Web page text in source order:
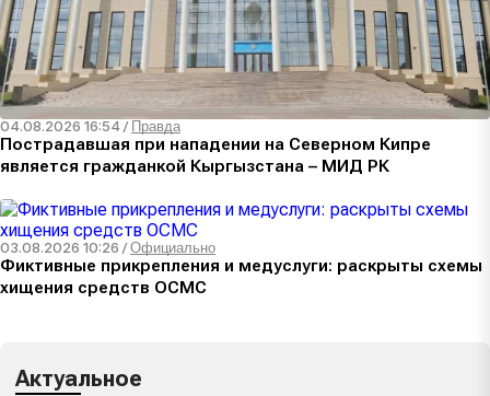
04.08.2026 16:54 / Правда
Пострадавшая при нападении на Северном Кипре
является гражданкой Кыргызстана – МИД РК
03.08.2026 10:26 /Официально
Фиктивные прикрепления и медуслуги: раскрыты схемы
хищения средств ОСМС
Актуальное